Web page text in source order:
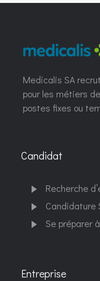
Medicalis SA
pour les métiers
postes fixes ou
Candidat
Recherche
Candidature
Se préparer
Entreprise